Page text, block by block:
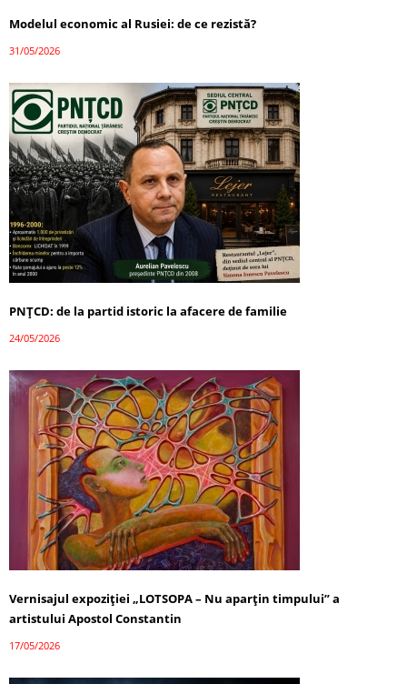
Modelul economic al Rusiei: de ce rezistă?
31/05/2026
PNȚCD: de la partid istoric la afacere de familie
24/05/2026
Vernisajul expoziției „LOTSOPA – Nu aparțin timpului” a
artistului Apostol Constantin
17/05/2026